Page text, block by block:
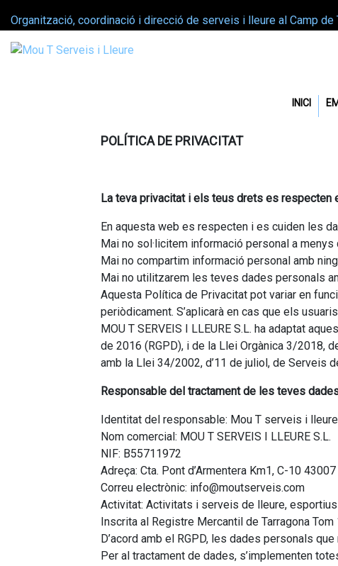
Organització, coordinació i direcció de serveis i lleure al Camp de
INICI
POLÍTICA DE PRIVACITAT
La teva privacitat i els teus drets es respecten
En aquesta web es respecten i es cuiden les
Mai no sol·licitem informació personal a
Mai no compartim informació personal amb
Mai no utilitzarem les teves dades personals
Aquesta Política de Privacitat pot variar en
periòdicament. S’aplicarà en cas que els
MOU T SERVEIS I LLEURE S.L. ha adaptat
de 2016 (RGPD), i de la Llei Orgànica 3/2018,
amb la Llei 34/2002, d’11 de juliol, de Serveis
Responsable del tractament de les teves
Identitat del responsable: Mou T serveis i lleure
Nom comercial: MOU T SERVEIS I LLEURE S.L.
NIF: B55711972
Adreça: Cta. Pont d’Armentera Km1, C-10
Correu electrònic: info@moutserveis.com
Activitat: Activitats i serveis de lleure,
Inscrita al Registre Mercantil de Tarragona
D’acord amb el RGPD, les dades personals
Per al tractament de dades, s’implementen